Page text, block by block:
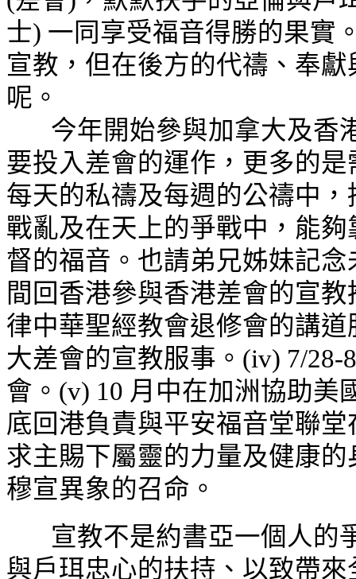
士) 一同享受福音得勝的果實
宣教，但在後方的代禱、奉
呢。
今年開始參與加拿大及香
要投入差會的運作，更多的
每天的私禱及每週的公禱中
戰亂及在天上的爭戰中，能
督的福音。也請弟兄姊妹記
間回香港參與香港差會的宣
律中華聖經教會退修會的講道
大差會的宣教服事。 (iv) 7/28-
會。 (v) 10 月中在加洲協助美
底回港負責與平安福音堂聯
求主賜下屬靈的力量及健康
穆宣異象的召命。
宣教不是約書亞一個人的
與戶珥忠心的扶持、以致帶